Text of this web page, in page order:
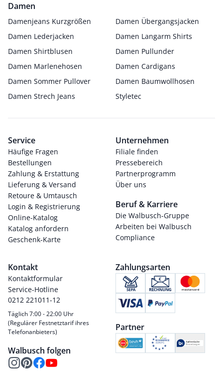
Damen
Damenjeans Kurzgrößen
Damen Übergangsjacken
Damen Lederjacken
Damen Langarm Shirts
Damen Shirtblusen
Damen Pullunder
Damen Marlenehosen
Damen Cardigans
Damen Sommer Pullover
Damen Baumwollhosen
Damen Strech Jeans
Styletec
Service
Häufige Fragen
Bestellungen
Zahlung & Erstattung
Lieferung & Versand
Retoure & Umtausch
Login & Registrierung
Online-Katalog
Katalog anfordern
Geschenk-Karte
Unternehmen
Filiale finden
Pressebereich
Partnerprogramm
Über uns
Beruf & Karriere
Die Walbusch-Gruppe
Arbeiten bei Walbusch
Compliance
Kontakt
Kontaktformular
Service-Hotline
0212 221011-12
Täglich 7:00 - 22:00 Uhr
(Regulärer Festnetztarif ihres
Telefonanbieters)
Walbusch folgen
Zahlungsarten
Partner